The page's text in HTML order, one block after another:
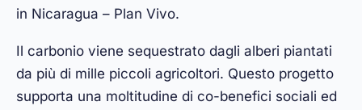
in Nicaragua – Plan Vivo.
Il carbonio viene sequestrato dagli alberi piantati
da più di mille piccoli agricoltori. Questo progetto
supporta una moltitudine di co-benefici sociali ed